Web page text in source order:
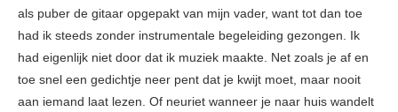
als puber de gitaar opgepakt van mijn vader, want tot dan toe
had ik steeds zonder instrumentale begeleiding gezongen. Ik
had eigenlijk niet door dat ik muziek maakte. Net zoals je af en
toe snel een gedichtje neer pent dat je kwijt moet, maar nooit
aan iemand laat lezen. Of neuriet wanneer je naar huis wandelt